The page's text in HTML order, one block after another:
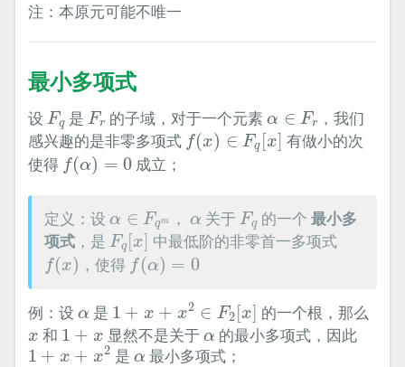
注：本原元可能不唯一
最小多项式
设 Fq
Fq 是Fr
Fr 的子域，对于一个元素α ∈ Fr
α ∈F r
，我们
感兴趣的是非零多项式 f(x) ∈ Fq [x]
f(x)∈Fq[x]
有做小的次
使得 f(α) = 0
f(α)=0 成立；
定义：设α ∈ Fqm
α ∈F qm ，α
α 关于Fq
Fq 的一个最小多
项式 ，是Fq [x]
Fq[x] 中最低阶的非零首一多项式
f(x)
f(x) ，使得 f (α) = 0
f(α)=0
例：设 α
α 是 1 + x + x2 ∈ F2 [x]
1 +x 2 F 2[ ] 的一个根，那么
x
x 和 1 + x
1+x 显然不是关于 α
α 的最小多项式，因此
1 + x + x2
1 +x +x 2 是 α
α 最小多项式；